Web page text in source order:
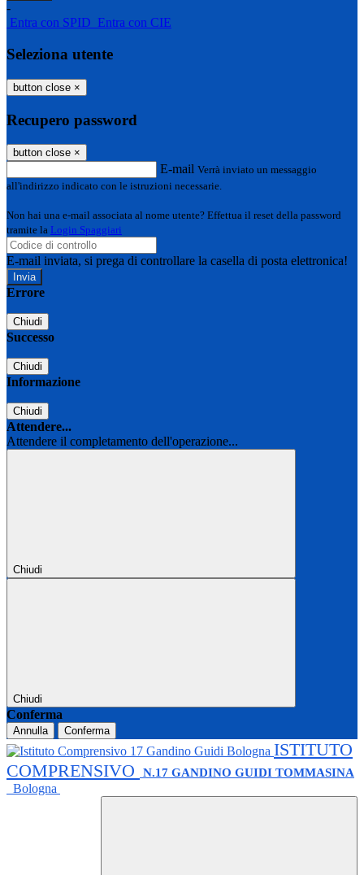
-
Entra con SPID Entra con CIE
Seleziona utente
button close ×
Recupero password
button close ×
E-mail Verrà inviato un messaggio
all'indirizzo indicato con le istruzioni necessarie.
Non hai una e-mail associata al nome utente? Effettua il reset della password
tramite la Login Spaggiari
E-mail inviata, si prega di controllare la casella di posta elettronica!
Errore
Chiudi
Successo
Chiudi
Informazione
Chiudi
Attendere...
Attendere il completamento dell'operazione...
Chiudi
Chiudi
Conferma
Annulla Conferma
ISTITUTO
COMPRENSIVO
N.17 GANDINO GUIDI TOMMASINA
Bologna